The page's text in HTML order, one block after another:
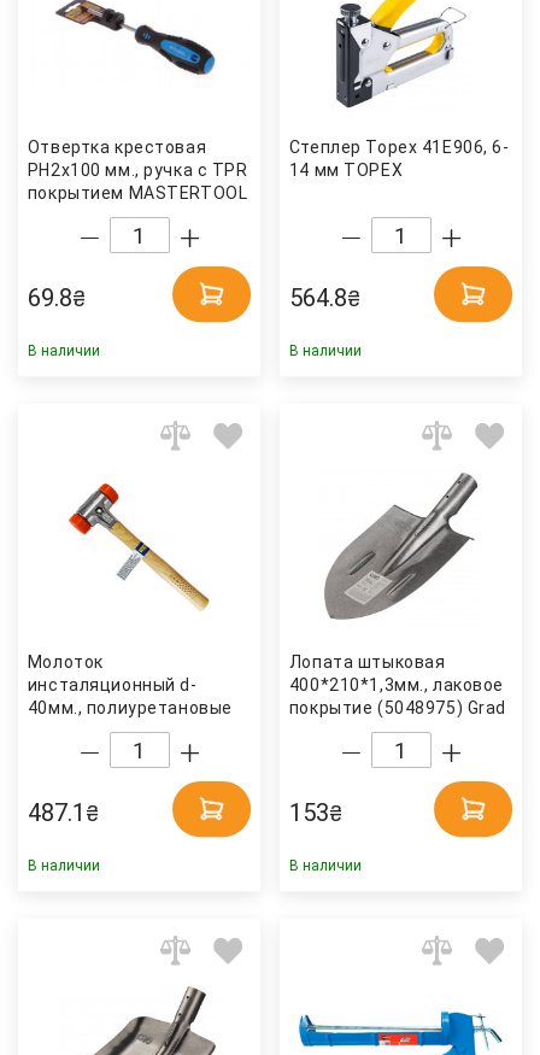
Отвертка крестовая
PH2x100 мм., ручка с TPR
покрытием MASTERTOOL
69.8₴
В наличии
Степлер Topex 41E906, 6-
14 мм TOPEX
564.8₴
В наличии
Молоток
инсталяционный d-
40мм., полиуретановые
(4061349036934) S&R
487.1 ₴
В наличии
Лопата штыковая
400*210*1,3мм., лаковое
покрытие (5048975) Grad
153₴
В наличии